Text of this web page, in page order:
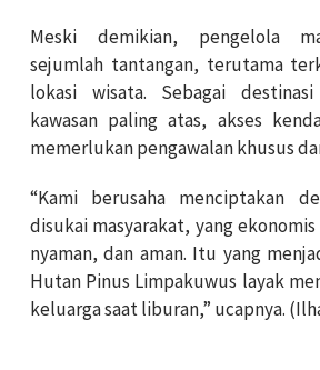
Meski demikian, pengelola
sejumlah tantangan, terutama
lokasi wisata. Sebagai
kawasan paling atas, akses
memerlukan pengawalan khusus
“Kami berusaha menciptakan
disukai masyarakat, yang
nyaman, dan aman. Itu yang
Hutan Pinus Limpakuwus layak
keluarga saat liburan,” ucapnya.